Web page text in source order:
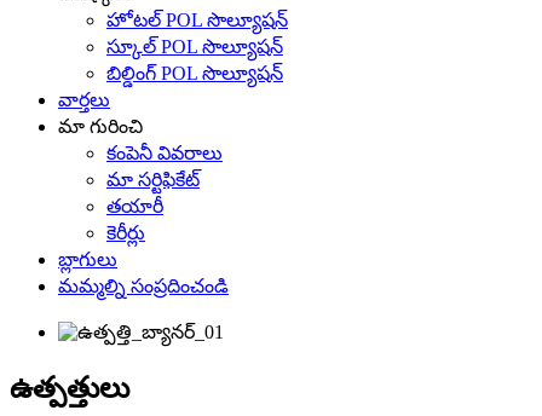
హోటల్ POL సొల్యూషన్
స్కూల్ POL సొల్యూషన్
బిల్డింగ్ POL సొల్యూషన్
వార్తలు
మా గురించి
కంపెనీ వివరాలు
మా సర్టిఫికేట్
తయారీ
కెరీర్లు
బ్లాగులు
మమ్మల్ని సంప్రదించండి
ఉత్పత్తులు